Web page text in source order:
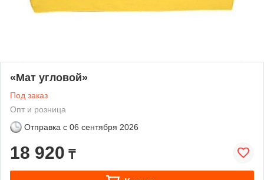
«Мат угловой»
Под заказ
Опт и розница
Отправка с 06 сентября 2026
18 920 ₸